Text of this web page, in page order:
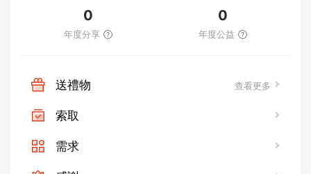
0
年度分享
0
年度公益
送禮物 查看更多
索取
需求